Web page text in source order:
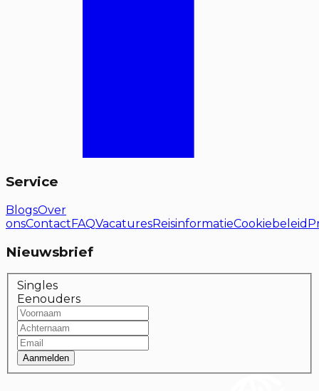
Service
BlogsOver
onsContactFAQVacaturesReisinformatieCookiebeleid
Nieuwsbrief
Singles
Eenouders
Aanmelden